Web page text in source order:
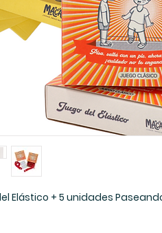
Elástico + 5 unidades